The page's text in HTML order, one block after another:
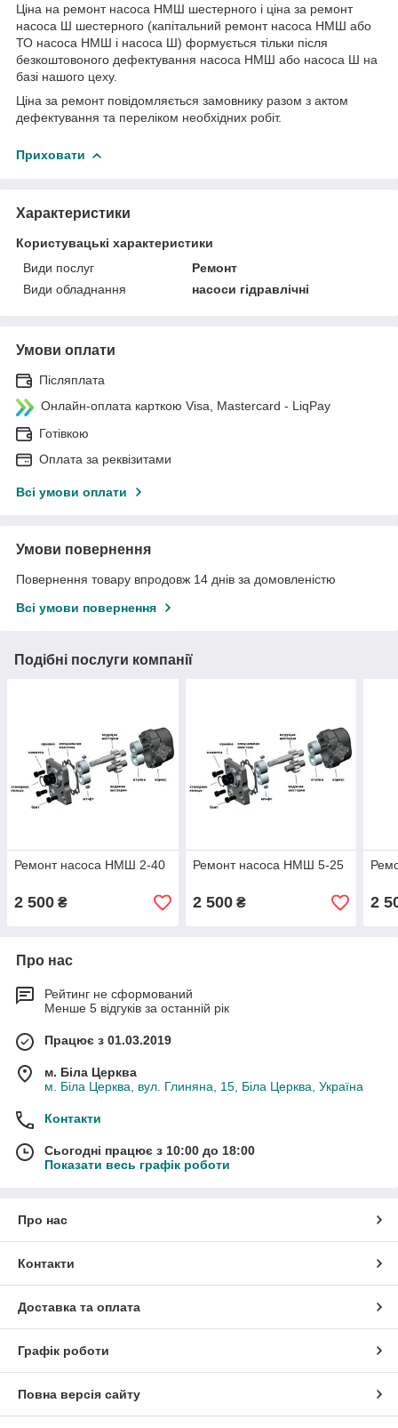
Ціна на ремонт насоса НМШ шестерного і ціна за ремонт
насоса Ш шестерного (капітальний ремонт насоса НМШ або
ТО насоса НМШ і насоса Ш) формується тільки після
безкоштовоного дефектування насоса НМШ або насоса Ш на
базі нашого цеху.
Ціна за ремонт повідомляється замовнику разом з актом
дефектування та переліком необхідних робіт.
Приховати
Характеристики
Користувацькi характеристики
Види послуг
Ремонт
Види обладнання
насоси гідравлічні
Умови оплати
Післяплата
Онлайн-оплата карткою Visa, Mastercard - LiqPay
Готівкою
Оплата за реквізитами
Всі умови оплати
Умови повернення
Повернення товару впродовж 14 днів за домовленістю
Всі умови повернення
Подібні послуги компанії
Ремонт насоса НМШ 2-40
2 500 ₴
Ремонт насоса НМШ 5-25
2 500₴ 2
Про нас
Рейтинг не сформований
Менше 5 відгуків за останній рік
Працює з 01.03.2019
м. Біла Церква
м. Біла Церква, вул. Глиняна, 15, Біла Церква, Україна
Контакти
Сьогодні працює з 10:00 до 18:00
Показати весь графік роботи
Про нас
Контакти
Доставка та оплата
Графік роботи
Повна версія сайту